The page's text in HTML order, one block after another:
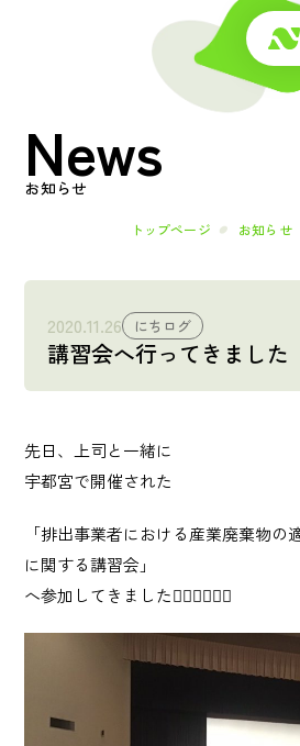
トップページ
About
メッセージ
会社概要
事業内容
砂利採取販売業
建造物総合解体業
Story
News
お知らせ
トップページ お知らせ
2020.11.26 にちログ
講習会へ行ってきました
先日、上司と一緒に
宇都宮で開催された
「排出事業者における産業廃棄物の
に関する講習会」
へ参加してきました🙋🏻‍♀️🙋🏻‍♀️